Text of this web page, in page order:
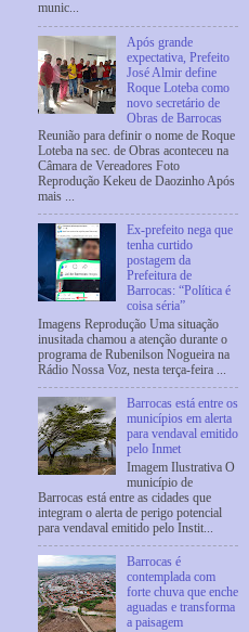
munic...
Após grande
expectativa, Prefeito
José Almir define
Roque Loteba como
novo secretário de
Obras de Barrocas
Reunião para definir o nome de Roque
Loteba na sec. de Obras aconteceu na
Câmara de Vereadores Foto
Reprodução Kekeu de Daozinho Após
mais ...
Ex-prefeito nega que
tenha curtido
postagem da
Prefeitura de
Barrocas: “Política é
coisa séria”
Imagens Reprodução Uma situação
inusitada chamou a atenção durante o
programa de Rubenilson Nogueira na
Rádio Nossa Voz, nesta terça-feira ...
Barrocas está entre os
municípios em alerta
para vendaval emitido
pelo Inmet
Imagem Ilustrativa O
município de
Barrocas está entre as cidades que
integram o alerta de perigo potencial
para vendaval emitido pelo Instit...
Barrocas é
contemplada com
forte chuva que enche
aguadas e transforma
a paisagem